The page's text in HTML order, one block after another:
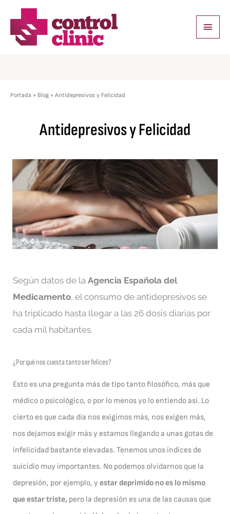
contenido
Portada » Blog » Antidepresivos y Felicidad
Antidepresivos y Felicidad
Según datos de la Agencia Española del
Medicamento, el consumo de antidepresivos se
ha triplicado hasta llegar a las 26 dosis diarias por
cada mil habitantes.
¿Por qué nos cuesta tanto ser felices?
Esto es una pregunta más de tipo tanto filosófico, más que
médico o psicológico, o por lo menos yo lo entiendo así. Lo
cierto es que cada día nos exigimos más, nos exigen más,
nos dejamos exigir más y estamos llegando a unas gotas de
infelicidad bastante elevadas. Tenemos unos índices de
suicidio muy importantes. No podemos olvidarnos que la
depresión, por ejemplo, y estar deprimido no es lo mismo
que estar triste, pero la depresión es una de las causas que